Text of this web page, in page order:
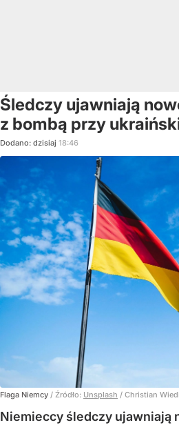
Śledczy ujawniają
z bombą przy
Dodano: dzisiaj 18:46
Flaga Niemcy / Źródło: Unsplash / Christian
Niemieccy śledczy ujawniają